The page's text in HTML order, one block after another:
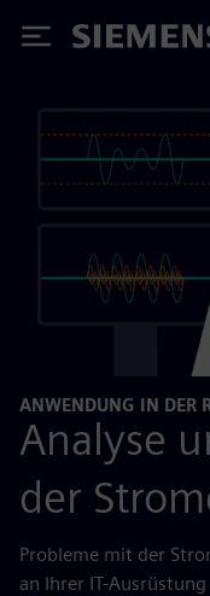
Siemens
ANWENDUNG IN DER
Analyse
der
Probleme mit der
an Ihrer IT-